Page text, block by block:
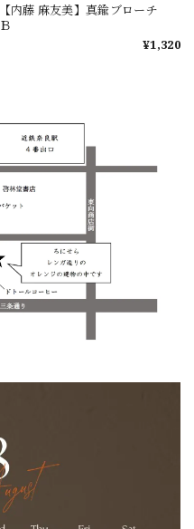
【内藤 麻友美】真鍮ブローチ
Ｂ
¥1,320